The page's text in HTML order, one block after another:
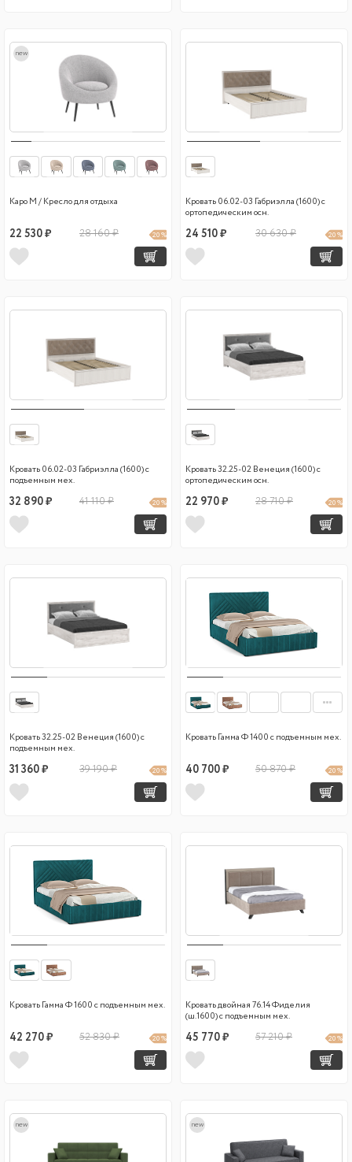
new
Каро М / Кресло для отдыха
22 530 ₽ 28 160 ₽ 20 %
Кровать 06.02-03 Габриэлла (1600) с
ортопедическим осн.
24 510 ₽ 30 630 ₽ 20 %
Кровать 06.02-03 Габриэлла (1600) с
подъемным мех.
32 890 ₽ 41 110 ₽ 20 %
Кровать 32.25-02 Венеция (1600) с
ортопедическим осн.
22 970 ₽ 28 710 ₽ 20 %
Кровать 32.25-02 Венеция (1600) с
подъемным мех.
31 360 ₽ 39 190 ₽ 20 %
Кровать Гамма Ф 1400 с подъемным мех.
40 700 ₽ 50 870 ₽ 20 %
Кровать Гамма Ф 1600 с подъемным мех.
42 270 ₽ 52 830 ₽ 20 %
Кровать двойная 76.14 Фиделия
(ш.1600) с подъемным мех.
45 770 ₽ 57 210 ₽ 20 %
new new